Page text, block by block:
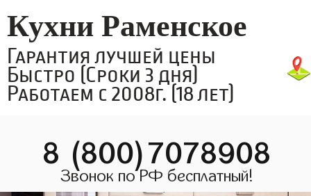
Кухни Раменское
Гарантия лучшей цены
Быстро (Сроки 3 дня)
Работаем с 2008г. (18 лет)
8 (800)7078908
Звонок по РФ бесплатный!